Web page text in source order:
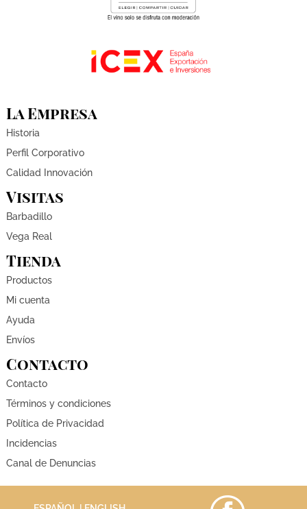
La Empresa
Historia
Perfil Corporativo
Calidad Innovación
Visitas
Barbadillo
Vega Real
Tienda
Productos
Mi cuenta
Ayuda
Envíos
Contacto
Contacto
Términos y condiciones
Política de Privacidad
Incidencias
Canal de Denuncias